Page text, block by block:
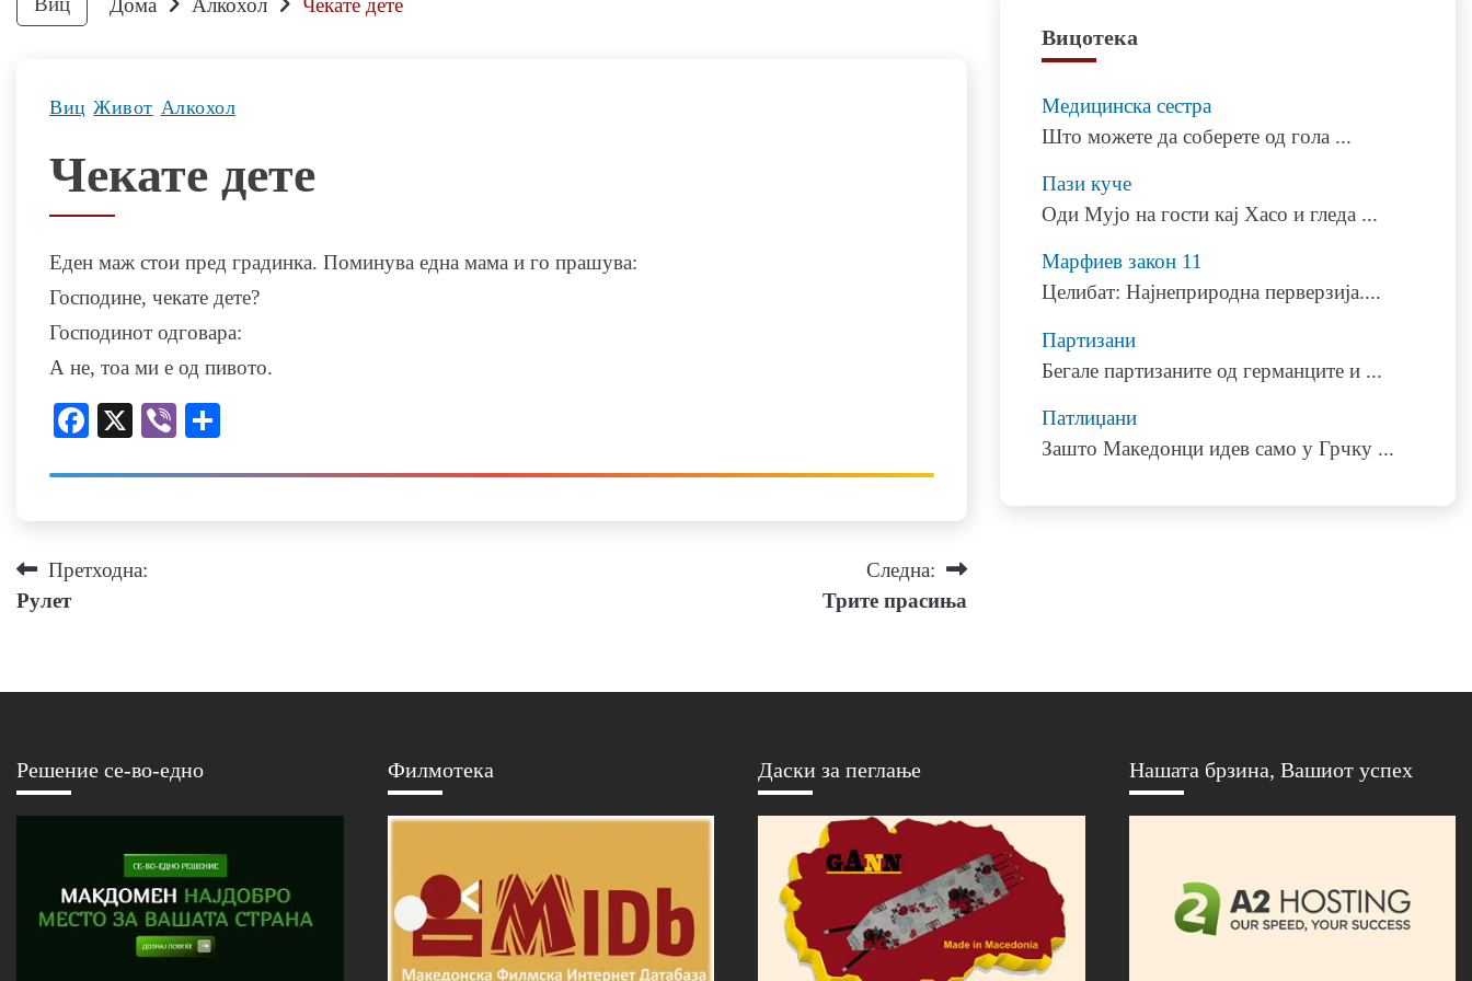
Виц Живот Алкохол
Чекате дете
Еден маж стои пред градинка. Поминува една мама и го прашува:
Господине, чекате дете?
Господинот одговара:
А не, тоа ми е од пивото.
Facebook
X Viber
Навигација
на
Претходна:
Рулет
Следна:
Трите прасиња
Вицотека
Медицинска сестра
Што можете да соберете од гола ...
Пази куче
Оди Мујо на гости кај Хасо и гледа ...
Марфиев закон 11
Целибат: Најнеприродна перверзија....
Партизани
Бегале партизаните од германците и ...
Патлиџани
Зашто Македонци идев само у Грчку ...
Решение се-во-едно Филмотека Даски за пеглање Нашата брзина, Вашиот успех